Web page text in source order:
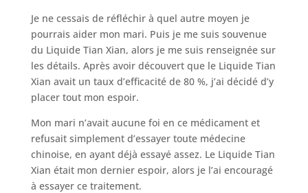
Je ne cessais de réfléchir à quel autre moyen je
pourrais aider mon mari. Puis je me suis souvenue
du Liquide Tian Xian, alors je me suis renseignée sur
les détails. Après avoir découvert que le Liquide Tian
Xian avait un taux d’efficacité de 80 %, j’ai décidé d’y
placer tout mon espoir.
Mon mari n’avait aucune foi en ce médicament et
refusait simplement d’essayer toute médecine
chinoise, en ayant déjà essayé assez. Le Liquide Tian
Xian était mon dernier espoir, alors je l’ai encouragé
à essayer ce traitement.